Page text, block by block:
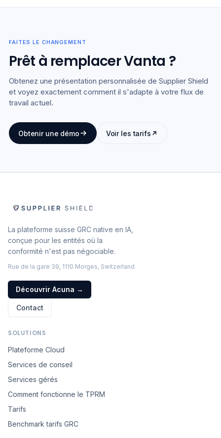
FAITES LE CHANGEMENT
Prêt à remplacer Vanta ?
Obtenez une présentation personnalisée de Supplier Shield
et voyez exactement comment il s'adapte à votre flux de
travail actuel.
Obtenir une démo Voir les tarifs
La plateforme suisse GRC native en IA,
conçue pour les entités où la
conformité n'est pas négociable.
Rue de la gare 39, 1110 Morges, Switzerland
Découvrir Acuna →
Contact
SOLUTIONS
Plateforme Cloud
Services de conseil
Services gérés
Comment fonctionne le TPRM
Tarifs
Benchmark tarifs GRC